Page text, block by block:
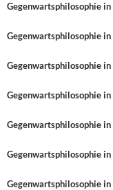
Gegenwartsphilosophie in
Gegenwartsphilosophie in
Gegenwartsphilosophie
Gegenwartsphilosophie in
Gegenwartsphilosophie in
Gegenwartsphilosophie
Gegenwartsphilosophie